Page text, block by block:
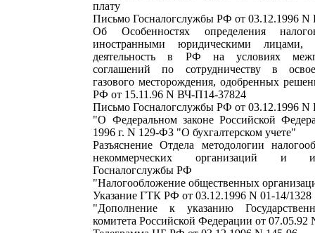
плату
Письмо Госналогслужбы РФ от 03.12.1996
Об Особенностях определения
иностранными юридическими лицами,
деятельность в РФ на условиях
соглашений по сотрудничеству в
газового месторождения, одобренных
РФ от 15.11.96 N ВЧ-П14-37824
Письмо Госналогслужбы РФ от 03.12.1996 N
"О Федеральном законе Российской
1996 г. N 129-ФЗ "О бухгалтерском учете"
Разъяснение Отдела методологии
некоммерческих организаций и
Госналогслужбы РФ
"Налогообложение общественных
Указание ГТК РФ от 03.12.1996 N 01-14/1328
"Дополнение к указанию
комитета Российской Федерации от 07.05.92